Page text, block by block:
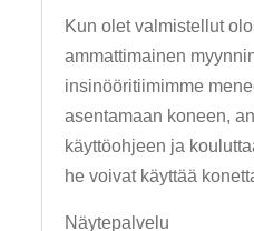
Kun olet valmistellut
ammattimainen
insinööritiimimme
asentamaan koneen,
käyttöohjeen ja
he voivat käyttää
Näytepalvelu